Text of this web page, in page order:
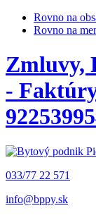
Rovno na
Rovno na
Zmluvy,
-
033/77 22 571
info@bppy.sk